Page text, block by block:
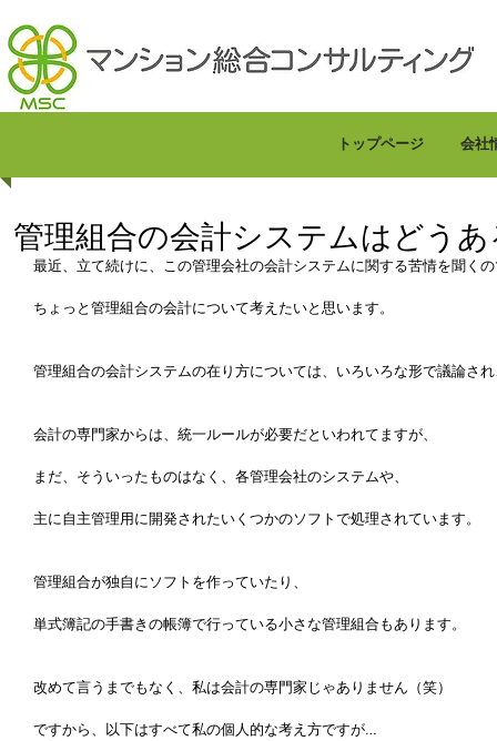
トップページ 会社
管理組合の会計システムはどう
最近、立て続けに、この管理会社の会計システムに関する苦情を聞く
ちょっと管理組合の会計について考えたいと思います。
管理組合の会計システムの在り方については、いろいろな形で議論され
会計の専門家からは、統一ルールが必要だといわれてますが、
まだ、そういったものはなく、各管理会社のシステムや、
主に自主管理用に開発されたいくつかのソフトで処理されています。
管理組合が独自にソフトを作っていたり、
単式簿記の手書きの帳簿で行っている小さな管理組合もあります。
改めて言うまでもなく、私は会計の専門家じゃありません（笑）
ですから、以下はすべて私の個人的な考え方ですが…